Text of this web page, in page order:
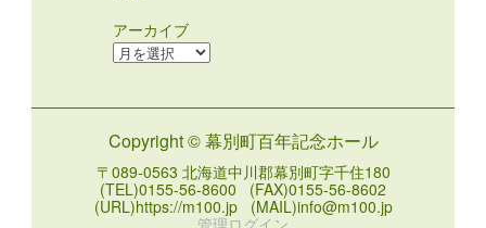
アーカイブ
ア
ブ
Copyright © 幕別町百年記念ホール
〒089-0563 北海道中川郡幕別町字千住180
(TEL)0155-56-8600 (FAX)0155-56-8602
(URL)https://m100.jp (MAIL)info@m100.jp
管理ログイン